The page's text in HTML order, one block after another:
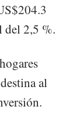
del 2,5 %.
al